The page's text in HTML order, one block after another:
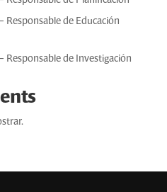
Responsable de Educación
Responsable de Investigación